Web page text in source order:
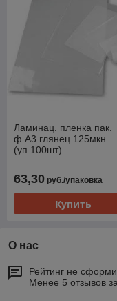
Ламинац. пленка пак.
ф.А3 глянец 125мкн
(уп.100шт)
63,30 руб./упаковка
Купить
О нас
Рейтинг не
Менее 5 отзывов